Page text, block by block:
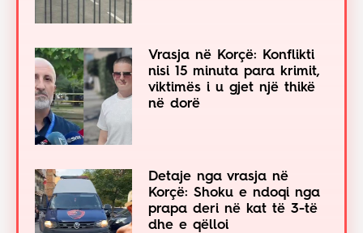
Vrasja në Korçë: Konflikti
nisi 15 minuta para krimit,
viktimës i u gjet një thikë
në dorë
Detaje nga vrasja në
Korçë: Shoku e ndoqi nga
prapa deri në kat të 3-të
dhe e qëlloi